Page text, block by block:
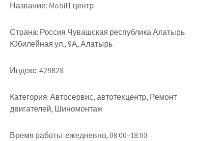
Название: Mobil1 центр
Страна: Россия Чувашская республика Алатырь
Юбилейная ул., 9А, Алатырь
Индекс:429828
Категория:Автосервис, автотехцентр, Ремонт
двигателей, Шиномонтаж
Время работы:ежедневно, 08:00–18:00